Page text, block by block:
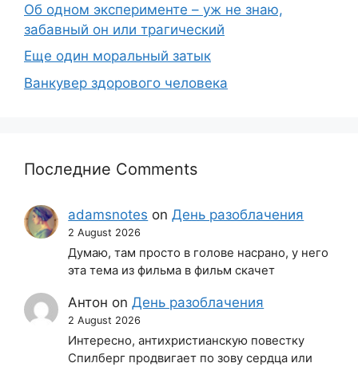
Об одном эксперименте – уж не знаю,
забавный он или трагический
Еще один моральный затык
Ванкувер здорового человека
Последние Comments
adamsnotes onДень разоблачения
2 August 2026
Думаю, там просто в голове насрано, у него
эта тема из фильма в фильм скачет
Антон onДень разоблачения
2 August 2026
Интересно, антихристианскую повестку
Спилберг продвигает по зову сердца или